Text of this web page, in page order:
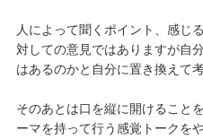
人によって聞くポイント、感じ
対しての意見ではありますが自
はあるのかと自分に置き換えて
そのあとは口を縦に開けること
ーマを持って行う感覚トークを